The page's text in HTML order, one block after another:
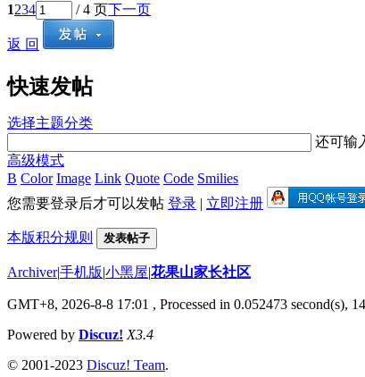
1234 / 4 页下一页
返 回
快速发帖
选择主题分类
还可输
高级模式
B Color Image Link Quote Code Smilies
您需要登录后才可以发帖 登录 | 立即注册
本版积分规则 发表帖子
Archiver|手机版|小黑屋|花果山家长社区
GMT+8, 2026-8-8 17:01 , Processed in 0.052473 second(s),
Powered by Discuz! X3.4
© 2001-2023 Discuz! Team.